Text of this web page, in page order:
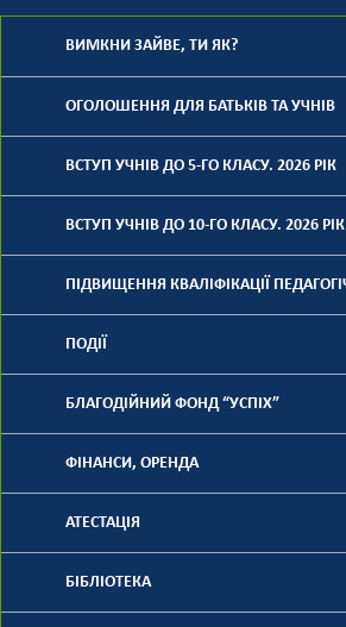
ВИМКНИ ЗАЙВЕ, ТИ ЯК?
ОГОЛОШЕННЯ ДЛЯ БАТЬКІВ ТА УЧНІВ
ВСТУП УЧНІВ ДО 5-ГО КЛАСУ. 2026 РІК
ВСТУП УЧНІВ ДО 10-ГО КЛАСУ. 2026 РІК
ПОДІЇ
БЛАГОДІЙНИЙ ФОНД “УСПІХ”
ФІНАНСИ, ОРЕНДА
АТЕСТАЦІЯ
БІБЛІОТЕКА